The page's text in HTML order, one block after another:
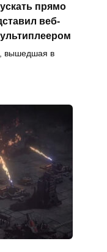
прямо
веб-
вышедшая в